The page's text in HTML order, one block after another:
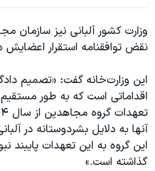
وزارت کشور آلبانی نیز سازمان
نقض توافقنامه استقرار اعضایش
این وزارت‌خانه گفت: «تصمیم
اقداماتی است که به طور
آنها به دلایل بشردوستانه در
این گروه به این تعهدات پایبند
گذاشته است.»